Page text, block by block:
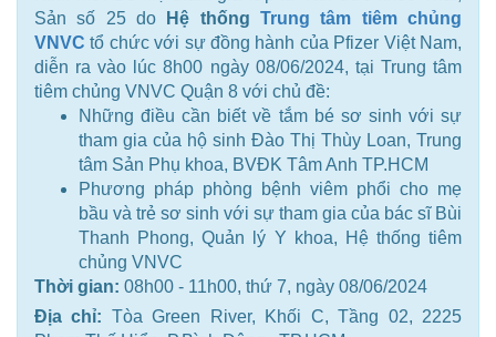
Sản số 25 do
Hệ thốngTrung tâm tiêm chủng
VNVC tổ chức với sự đồng hành của Pfizer Việt Nam,
diễn ra vào lúc 8h00 ngày 08/06/2024, tại Trung tâm
tiêm chủng VNVC Quận 8 với chủ đề:
Những điều cần biết về tắm bé sơ sinh với sự
tham gia của hộ sinh Đào Thị Thùy Loan, Trung
tâm Sản Phụ khoa, BVĐK Tâm Anh TP.HCM
Phương pháp phòng bệnh viêm phổi cho mẹ
bầu và trẻ sơ sinh với sự tham gia của bác sĩ Bùi
Thanh Phong, Quản lý Y khoa, Hệ thống tiêm
chủng VNVC
Thời gian: 08h00 - 11h00, thứ 7, ngày 08/06/2024
Địa chỉ: Tòa Green River, Khối C, Tầng 02, 2225